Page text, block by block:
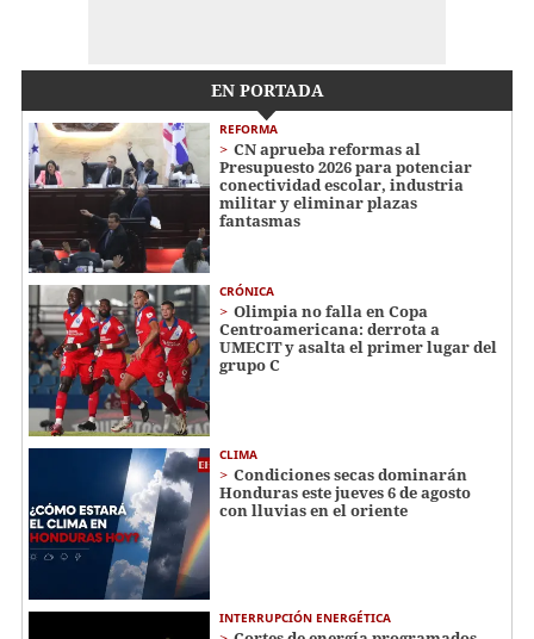
EN PORTADA
REFORMA
CN aprueba reformas al
Presupuesto 2026 para potenciar
conectividad escolar, industria
militar y eliminar plazas
fantasmas
CRÓNICA
Olimpia no falla en Copa
Centroamericana: derrota a
UMECIT y asalta el primer lugar del
grupo C
CLIMA
Condiciones secas dominarán
Honduras este jueves 6 de agosto
con lluvias en el oriente
INTERRUPCIÓN ENERGÉTICA